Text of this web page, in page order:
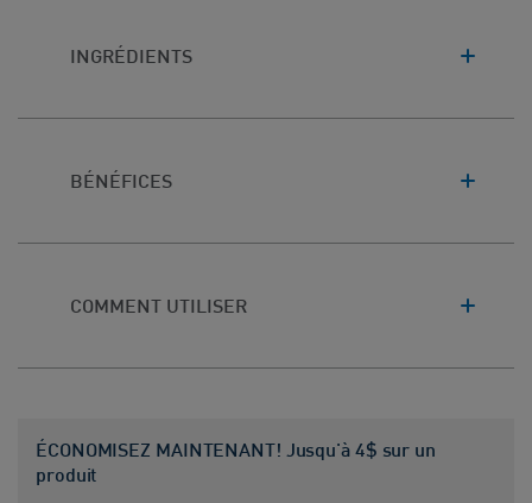
INGRÉDIENTS
BÉNÉFICES
COMMENT UTILISER
ÉCONOMISEZ MAINTENANT! Jusqu'à 4$ sur un
produit